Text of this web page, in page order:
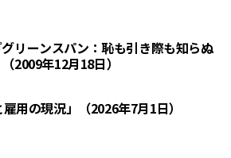
リーンスパン：恥も引き際も知らぬ
2009年12月18日）
用の現況」（2026年7月1日）